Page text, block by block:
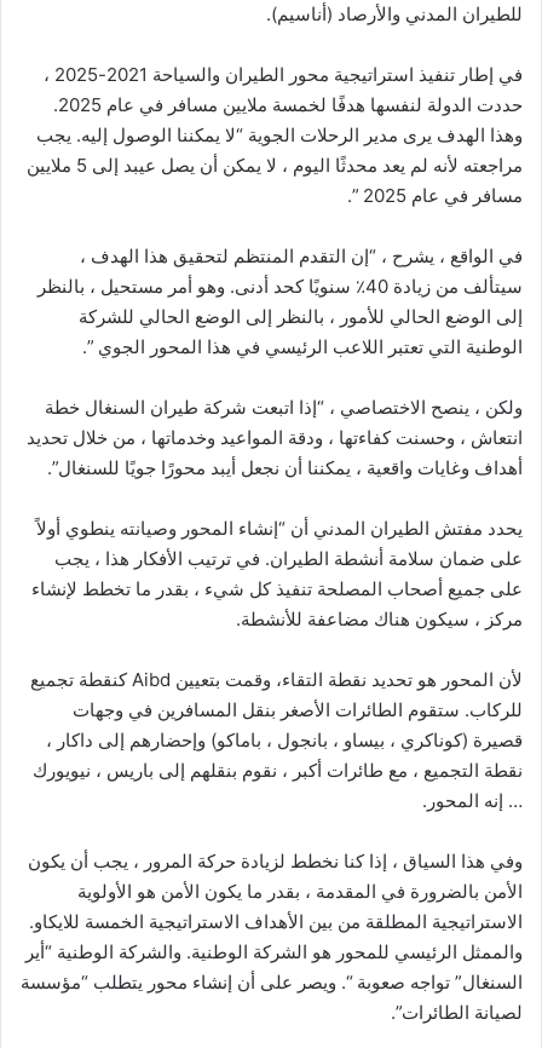
للطيران المدني والأرصاد (أناسيم).
في إطار تنفيذ استراتيجية محور الطيران والسياحة 2021-2025 ،
حددت الدولة لنفسها هدفًا لخمسة ملايين مسافر في عام 2025.
وهذا الهدف يرى مدير الرحلات الجوية “لا يمكننا الوصول إليه. يجب
مراجعته لأنه لم يعد محدثًا اليوم ، لا يمكن أن يصل عيبد إلى 5 ملايين
مسافر في عام 2025 ”.
في الواقع ، يشرح ، “إن التقدم المنتظم لتحقيق هذا الهدف ،
سيتألف من زيادة 40٪ سنويًا كحد أدنى. وهو أمر مستحيل ، بالنظر
إلى الوضع الحالي للأمور ، بالنظر إلى الوضع الحالي للشركة
الوطنية التي تعتبر اللاعب الرئيسي في هذا المحور الجوي ”.
ولكن ، ينصح الاختصاصي ، “إذا اتبعت شركة طيران السنغال خطة
انتعاش ، وحسنت كفاءتها ، ودقة المواعيد وخدماتها ، من خلال تحديد
أهداف وغايات واقعية ، يمكننا أن نجعل أيبد محورًا جويًا للسنغال”.
يحدد مفتش الطيران المدني أن “إنشاء المحور وصيانته ينطوي أولاً
على ضمان سلامة أنشطة الطيران. في ترتيب الأفكار هذا ، يجب
على جميع أصحاب المصلحة تنفيذ كل شيء ، بقدر ما تخطط لإنشاء
مركز ، سيكون هناك مضاعفة للأنشطة.
لأن المحور هو تحديد نقطة التقاء، وقمت بتعيين Aibd كنقطة تجميع
للركاب. ستقوم الطائرات الأصغر بنقل المسافرين في وجهات
قصيرة (كوناكري ، بيساو ، بانجول ، باماكو) وإحضارهم إلى داكار ،
نقطة التجميع ، مع طائرات أكبر ، نقوم بنقلهم إلى باريس ، نيويورك
… إنه المحور.
وفي هذا السياق ، إذا كنا نخطط لزيادة حركة المرور ، يجب أن يكون
الأمن بالضرورة في المقدمة ، بقدر ما يكون الأمن هو الأولوية
الاستراتيجية المطلقة من بين الأهداف الاستراتيجية الخمسة للايكاو.
والممثل الرئيسي للمحور هو الشركة الوطنية. والشركة الوطنية “أير
السنغال” تواجه صعوبة “. ويصر على أن إنشاء محور يتطلب “مؤسسة
لصيانة الطائرات”.